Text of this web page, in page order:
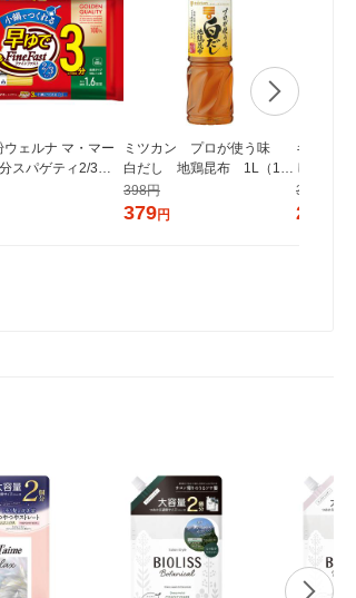
ウェルナ マ・マー
スパゲティ2/3サ
チャック付結束
400g） ×1個
ミツカン プロが使う味
白だし 地鶏昆布 1L（100
0ml） 1本
398円
379円
キッコー
しょうゆ
らか密封
う油 調
305円
290